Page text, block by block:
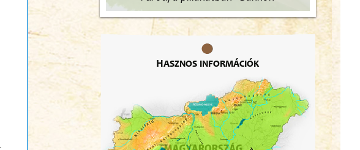
Hasznos információk